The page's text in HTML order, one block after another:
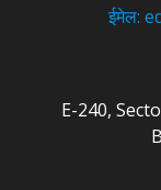
ईमेल:
E-240,